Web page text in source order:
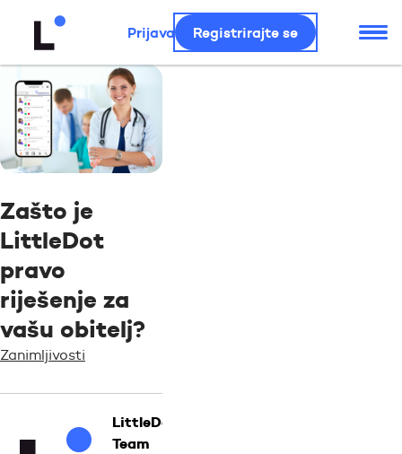
Prijava Registrirajte se
Zašto je
LittleDot
pravo
riješenje za
vašu obitelj?
Zanimljivosti
LittleDot
Team